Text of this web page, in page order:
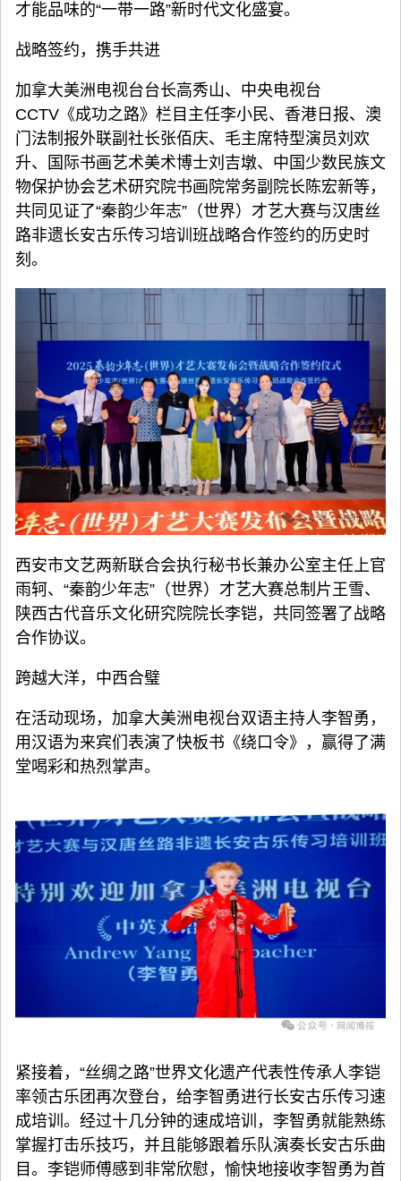
才能品味的“一带一路”新时代文化盛宴。
战略签约，携手共进
加拿大美洲电视台台长高秀山、中央电视台
CCTV《成功之路》栏目主任李小民、香港日报、澳
门法制报外联副社长张佰庆、毛主席特型演员刘欢
升、国际书画艺术美术博士刘吉墩、中国少数民族文
物保护协会艺术研究院书画院常务副院长陈宏新等，
共同见证了“秦韵少年志”（世界）才艺大赛与汉唐丝
路非遗长安古乐传习培训班战略合作签约的历史时
刻。
西安市文艺两新联合会执行秘书长兼办公室主任上官
雨轲、“秦韵少年志”（世界）才艺大赛总制片王雪、
陕西古代音乐文化研究院院长李铠，共同签署了战略
合作协议。
跨越大洋，中西合璧
在活动现场，加拿大美洲电视台双语主持人李智勇，
用汉语为来宾们表演了快板书《绕口令》，赢得了满
堂喝彩和热烈掌声。
紧接着，“丝绸之路”世界文化遗产代表性传承人李铠
率领古乐团再次登台，给李智勇进行长安古乐传习速
成培训。经过十几分钟的速成培训，李智勇就能熟练
掌握打击乐技巧，并且能够跟着乐队演奏长安古乐曲
目。李铠师傅感到非常欣慰，愉快地接收李智勇为首